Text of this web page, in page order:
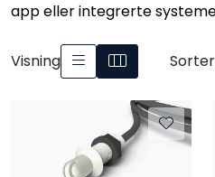
app eller integrerte
Visning Sorter